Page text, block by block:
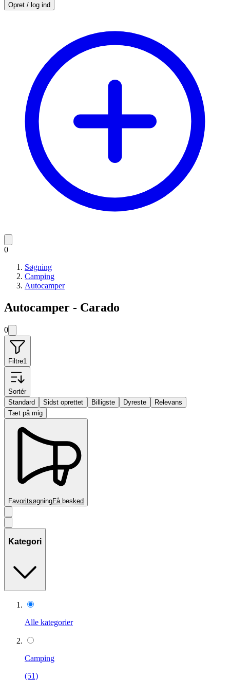
Opret / log ind
0
Søgning
Camping
Autocamper
Autocamper - Carado
0
Filtre1
Sortér
Standard
Sidst oprettet Billigste Dyreste
Relevans
Tæt på mig
FavoritsøgningFå besked
Kategori
Alle kategorier
Camping
(51)